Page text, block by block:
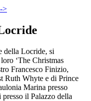
>
della Locride, si
‘The Christmas
Francesco Finizio,
Ruth Whyte e di Prince
Marina presso
il Palazzo della